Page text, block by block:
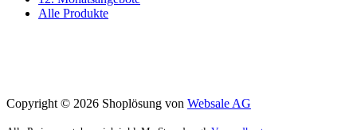
Alle Produkte
Copyright © 2026 Shoplösung von Websale AG